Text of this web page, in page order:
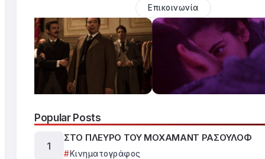
Επικοινωνία
Popular Posts
ΣΤΟ ΠΛΕΥΡΟ ΤΟΥ ΜΟΧΑΜΑΝΤ ΡΑΣΟΥΛΟΦ
Κινηματογράφος